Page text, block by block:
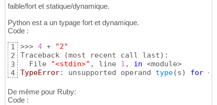
faible/fort et statique/dynamique.
Python est a un typage fort et dynamique.
Code :
1
2
3
4
>>> 4 +
"2"
Traceback
(most recent call last) :
  File
"<stdin>" , line 1 , in
TypeError: unsupported operand type(s) for
De même pour Ruby:
Code :